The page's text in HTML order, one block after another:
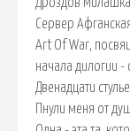
Сервер
Art Of War,
начала дилогии -
Двенадцати
Пнули меня от